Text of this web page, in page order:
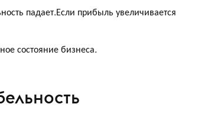
падает.Если прибыль увеличивается
состояние бизнеса.